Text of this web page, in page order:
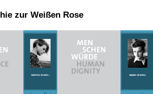
zur Weißen Rose